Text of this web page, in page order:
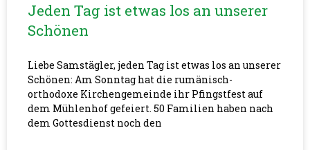
Jeden Tag ist etwas los an unserer
Schönen
Liebe Samstägler, jeden Tag ist etwas los an unserer
Schönen: Am Sonntag hat die rumänisch-
orthodoxe Kirchengemeinde ihr Pfingstfest auf
dem Mühlenhof gefeiert. 50 Familien haben nach
dem Gottesdienst noch den